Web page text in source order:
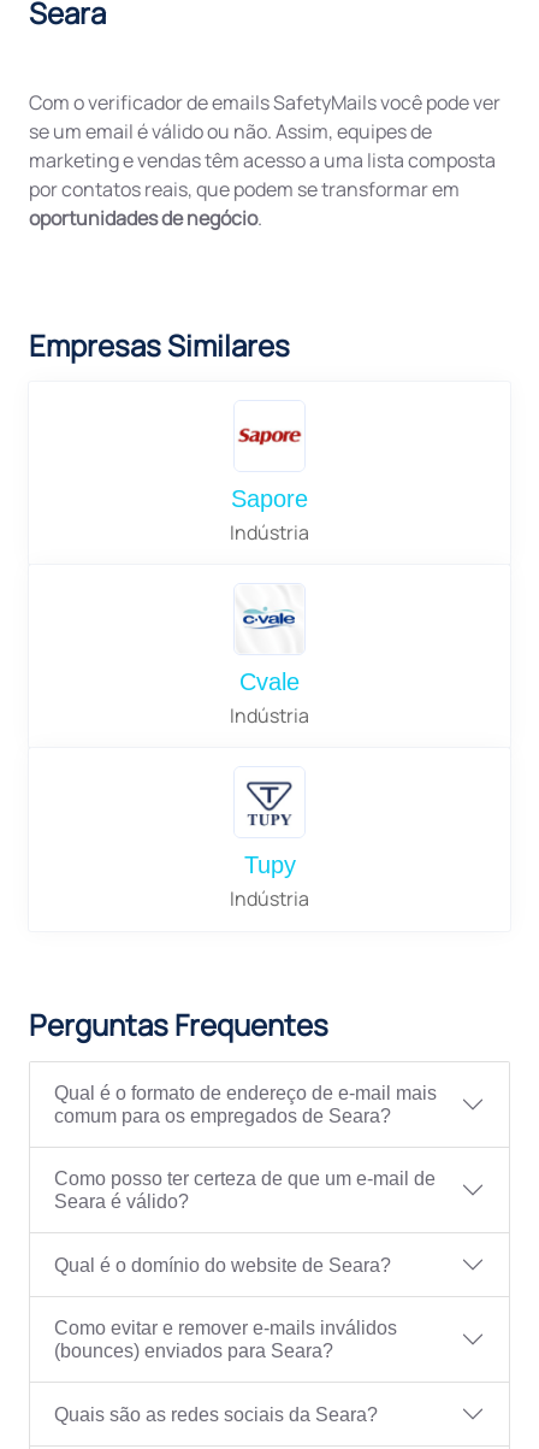
Seara
Com o verificador de emails SafetyMails você pode ver
se um email é válido ou não. Assim, equipes de
marketing e vendas têm acesso a uma lista composta
por contatos reais, que podem se transformar em
oportunidades de negócio.
Empresas Similares
Sapore
Indústria
Cvale
Indústria
Tupy
Indústria
Perguntas Frequentes
Qual é o formato de endereço de e-mail mais
comum para os empregados de Seara?
Como posso ter certeza de que um e-mail de
Seara é válido?
Qual é o domínio do website de Seara?
Como evitar e remover e-mails inválidos
(bounces) enviados para Seara?
Quais são as redes sociais da Seara?